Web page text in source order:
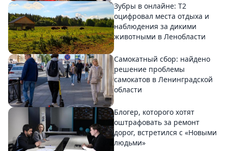
Зубры в онлайне: Т2
оцифровал места отдыха и
наблюдения за дикими
животными в Ленобласти
Самокатный сбор: найдено
решение проблемы
самокатов в Ленинградской
области
Блогер, которого хотят
оштрафовать за ремонт
дорог, встретился с «Новыми
людьми»